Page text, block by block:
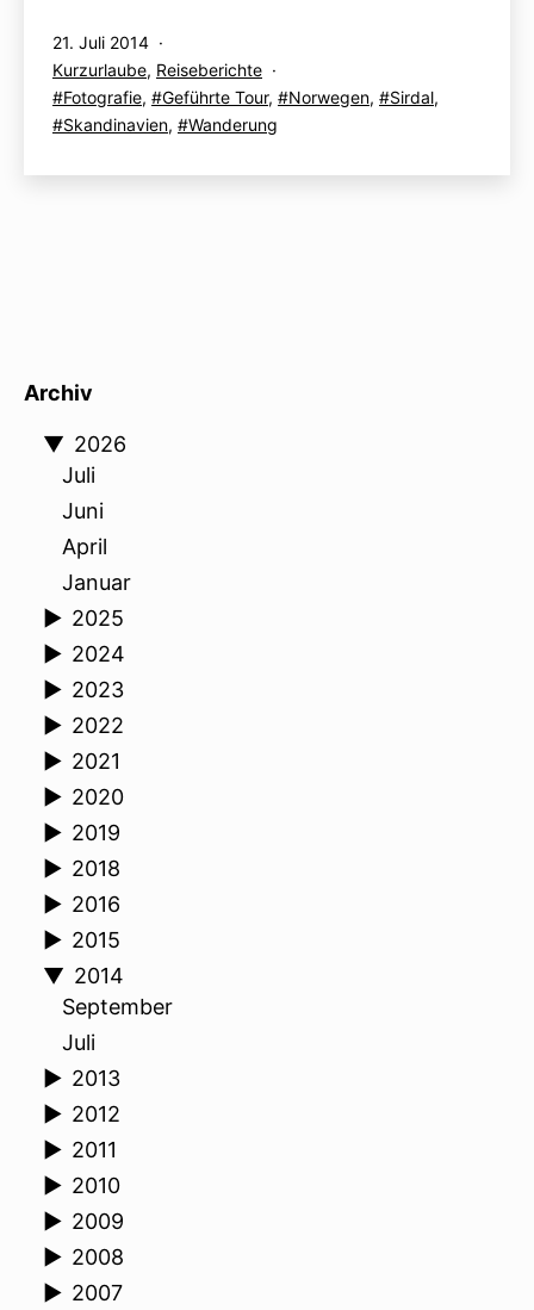
„Rentiere“:
Allgemeines
&
Veröffentlicht
am
21. Juli 2014
Kategorisiert
als
Kurzurlaube, Reiseberichte
Verschlagwortet
mit
Fotografie, Geführte Tour, Norwegen, Sirdal,
Skandinavien, Wanderung
Archiv
▼ 2026
Juli
Juni
April
Januar
► 2025
► 2024
► 2023
► 2022
► 2021
► 2020
► 2019
► 2018
► 2016
► 2015
▼ 2014
September
Juli
► 2013
► 2012
► 2011
► 2010
► 2009
► 2008
► 2007